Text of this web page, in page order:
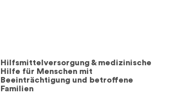
Hilfsmittelversorgung & medizinische
Hilfe für Menschen mit
Beeinträchtigung und betroffene
Familien